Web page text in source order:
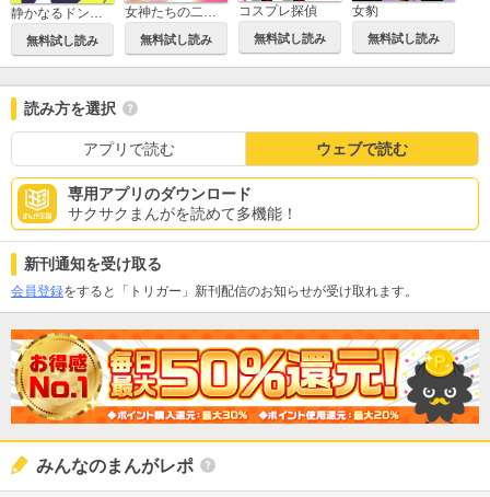
静かなるドン～前編～
無料試し読み
女神たちの二重奏
無料試し読み
コスプレ探偵
無料試し読み
女豹
無料試し読み
読み方を選択
アプリで読む ウェブで読む
専用アプリのダウンロード
サクサクまんがを読めて多機能！
新刊通知を受け取る
会員登録をすると「トリガー」新刊配信のお知らせが受け取れます。
みんなのまんがレポ